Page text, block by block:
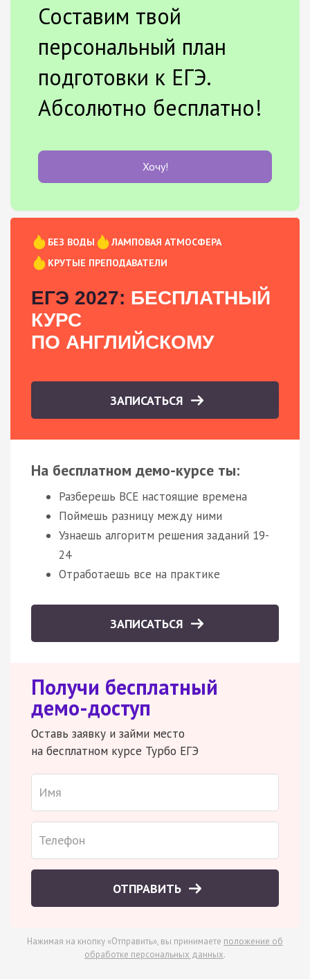
Составим твой
персональный план
подготовки к ЕГЭ.
Абсолютно бесплатно!
Хочу!
БЕЗ ВОДЫ
ЛАМПОВАЯ АТМОСФЕРА
КРУТЫЕ ПРЕПОДАВАТЕЛИ
ЕГЭ 2027: БЕСПЛАТНЫЙ
КУРС
ПО АНГЛИЙСКОМУ
ЗАПИСАТЬСЯ
На бесплатном демо-курсе ты:
Разберешь ВСЕ настоящие времена
Поймешь разницу между ними
Узнаешь алгоритм решения заданий 19-
24
Отработаешь все на практике
ЗАПИСАТЬСЯ
Получи бесплатный
демо-доступ
Оставь заявку и займи место
на бесплатном курсе Турбо ЕГЭ
ОТПРАВИТЬ
Нажимая на кнопку «Отправить», вы принимаете положение об
обработке персональных данных.